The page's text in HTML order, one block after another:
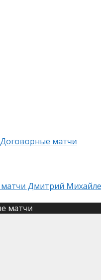
матчи
Дмитрий
матчи